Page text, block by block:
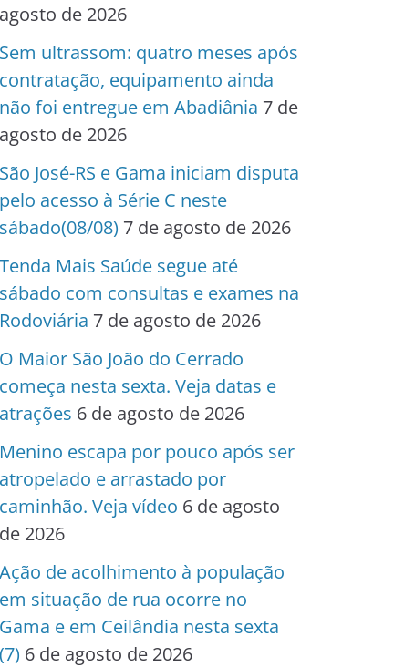
agosto de 2026
Sem ultrassom: quatro meses após
contratação, equipamento ainda
não foi entregue em Abadiânia 7 de
agosto de 2026
São José-RS e Gama iniciam disputa
pelo acesso à Série C neste
sábado(08/08) 7 de agosto de 2026
Tenda Mais Saúde segue até
sábado com consultas e exames na
Rodoviária 7 de agosto de 2026
O Maior São João do Cerrado
começa nesta sexta. Veja datas e
atrações 6 de agosto de 2026
Menino escapa por pouco após ser
atropelado e arrastado por
caminhão. Veja vídeo 6 de agosto
de 2026
Ação de acolhimento à população
em situação de rua ocorre no
Gama e em Ceilândia nesta sexta
(7) 6 de agosto de 2026